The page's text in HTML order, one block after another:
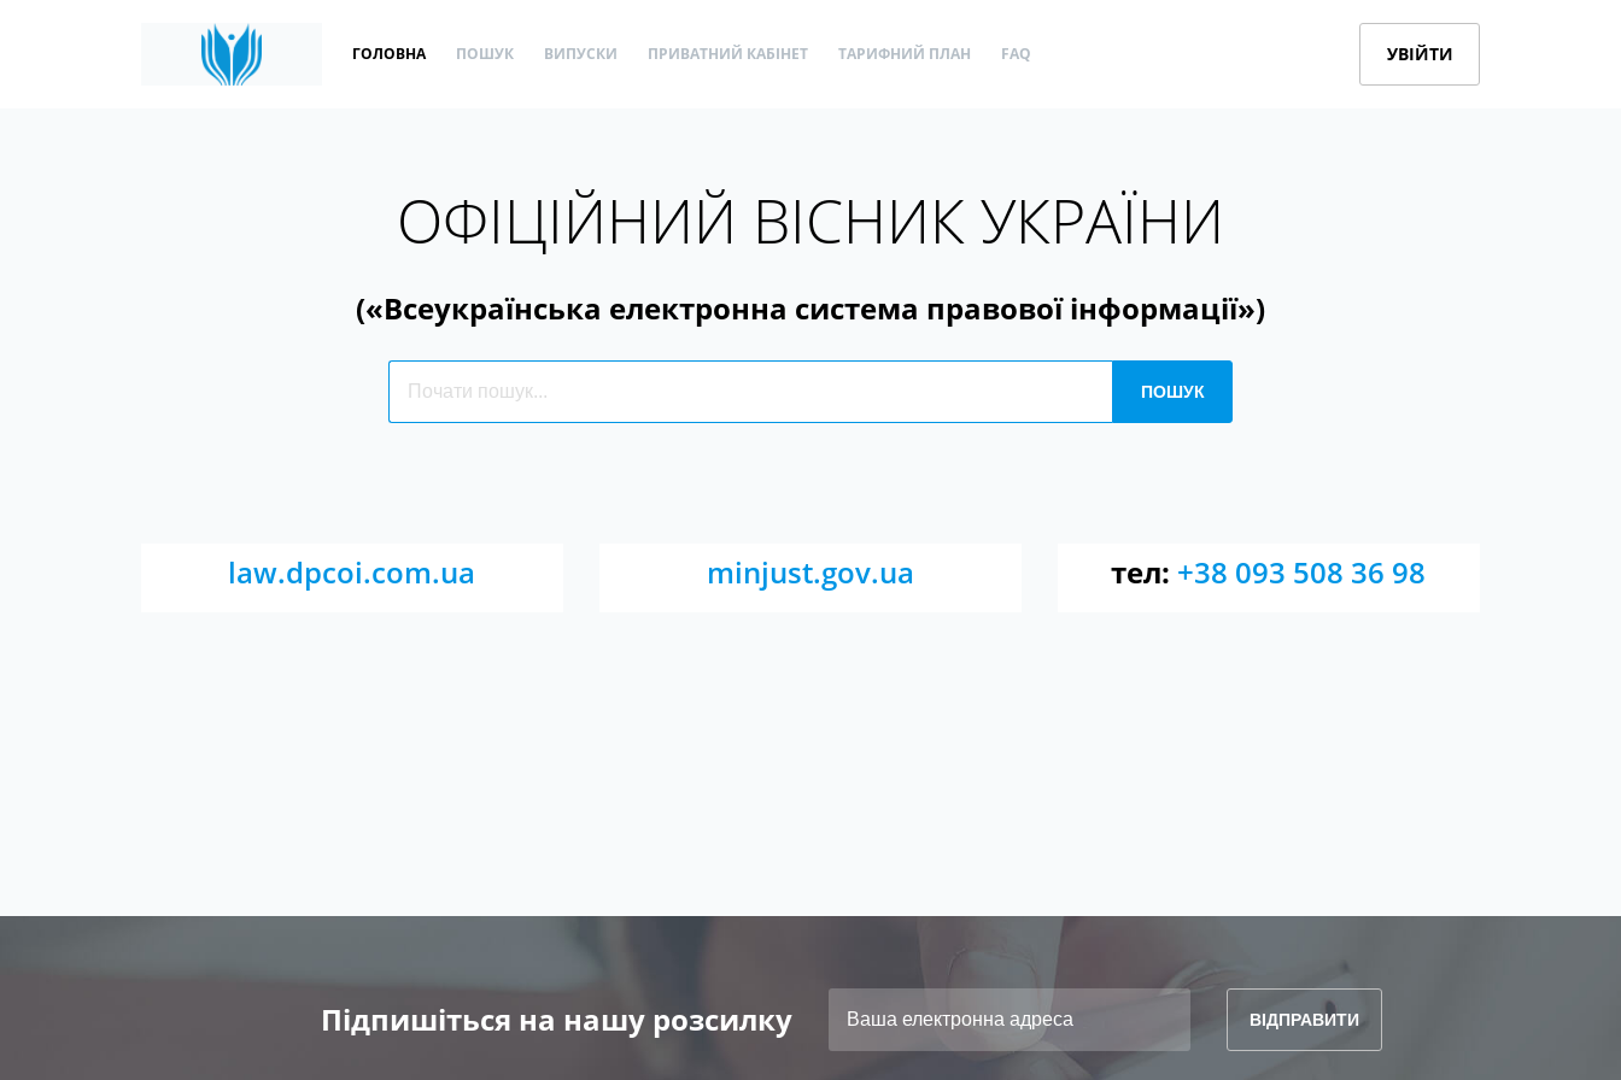
ГОЛОВНА ПОШУК ВИПУСКИ ПРИВАТНИЙ КАБІНЕТ ТАРИФНИЙ ПЛАН FAQ УВІЙТИ
ОФІЦІЙНИЙ ВІСНИК УКРАЇНИ
(«Всеукраїнська електронна система правової інформації»)
law.dpcoi.com.ua minjust.gov.ua тел: +38 093 508 36 98
Підпишіться на нашу розсилку